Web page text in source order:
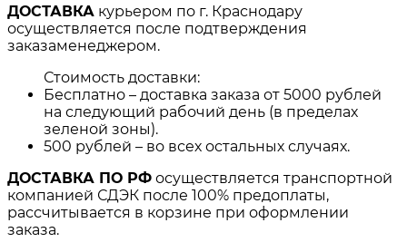
ДОСТАВКА курьером по г. Краснодару
осуществляется после подтверждения
заказаменеджером.
Стоимость доставки:
Бесплатно – доставка заказа от 5000 рублей
на следующий рабочий день (в пределах
зеленой зоны).
500 рублей – во всех остальных случаях.
ДОСТАВКА ПО РФ осуществляется транспортной
компанией СДЭК после 100% предоплаты,
рассчитывается в корзине при оформлении
заказа.